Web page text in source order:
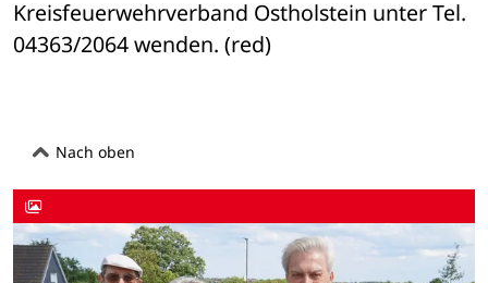
Kreisfeuerwehrverband Ostholstein unter Tel.
04363/2064 wenden. (red)
Nach oben